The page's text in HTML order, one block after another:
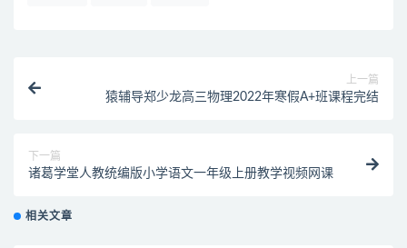
上一篇
猿辅导郑少龙高三物理2022年寒假A+班课程完结
下一篇
诸葛学堂人教统编版小学语文一年级上册教学视频网课
相关文章